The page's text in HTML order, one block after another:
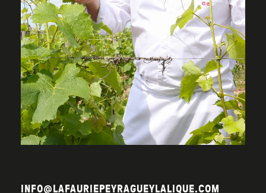
INFO@LAFAURIEPEYRAGUEYLALIQUE.COM